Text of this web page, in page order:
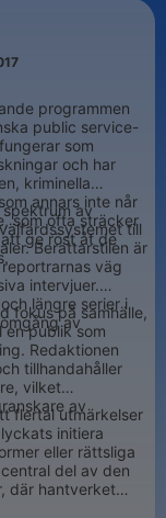
programmen
public service-
som
och har
kriminella
annars inte når
som ofta sträcker
ge röst åt de
av
till
Berättarstilen är
väg
intervjuer.
längre serier i
av
fokus på samhälle,
publik som
Redaktionen
tillhandahåller
vilket
av
flertal utmärkelser
initiera
eller rättsliga
del av den
där hantverket
ljudproduktion för